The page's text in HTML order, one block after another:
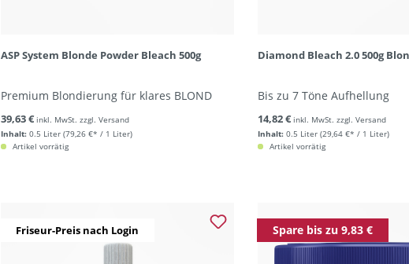
ASP System Blonde Powder Bleach 500g
Premium Blondierung für klares BLOND
Inhalt: 0.5 Liter (79,26 €* / 1 Liter)
39,63 € inkl. MwSt. zzgl. Versand
Artikel vorrätig
Diamond Bleach 2.0 500g
Bis zu 7 Töne Aufhellung
Inhalt: 0.5 Liter (29,64 €* / 1 Liter)
14,82 € inkl. MwSt. zzgl. Versand
Artikel vorrätig
Friseur-Preis nach Login Spare bis zu 9,83 €